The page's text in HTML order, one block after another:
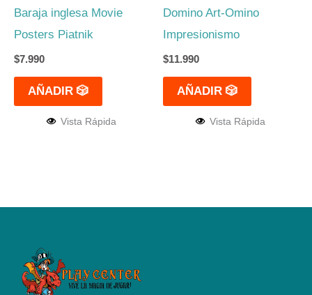
Baraja inglesa Movie
Posters Piatnik
$7.990
AÑADIR 🎲
Vista Rápida
Domino Art-Omino
Impresionismo
$11.990
AÑADIR 🎲
Vista Rápida